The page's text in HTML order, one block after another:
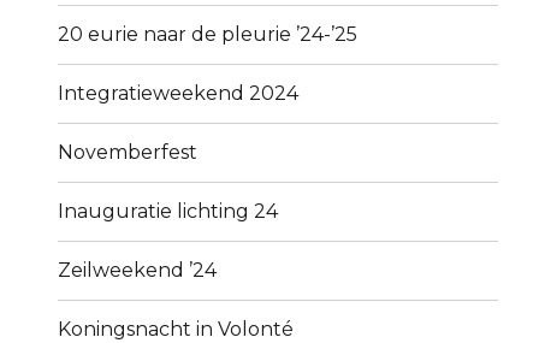
20 eurie naar de pleurie ’24-’25
Integratieweekend 2024
Novemberfest
Inauguratie lichting 24
Zeilweekend ’24
Koningsnacht in Volonté